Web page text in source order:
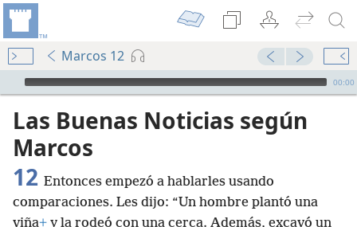
Marcos 12
Audio Player
00:00
Las Buenas Noticias según
Marcos
12 Entonces empezó a hablarles usando
comparaciones. Les dijo: “Un hombre plantó una
viña+ y la rodeó con una cerca. Además, excavó un